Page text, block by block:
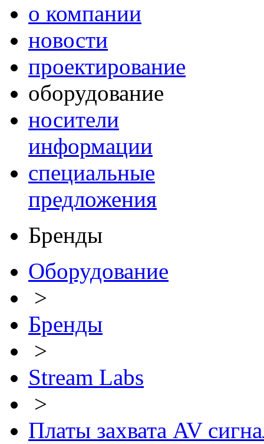
о компании
новости
проектирование
оборудование
носители
информации
специальные
предложения
Бренды
Оборудование
>
Бренды
>
Stream Labs
>
Платы захвата AV